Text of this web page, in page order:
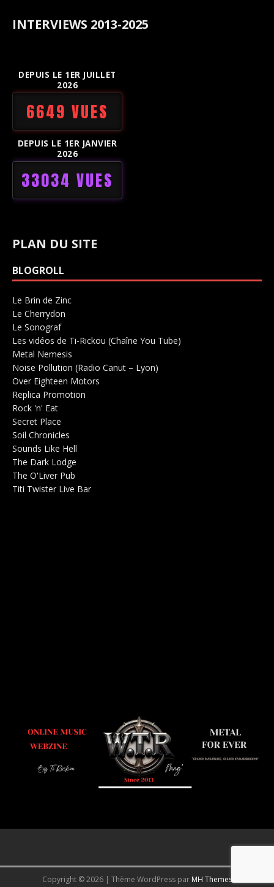
INTERVIEWS 2013-2025
DEPUIS LE 1ER JUILLET
2026
6649 VUES
DEPUIS LE 1ER JANVIER
2026
33034 VUES
PLAN DU SITE
BLOGROLL
Le Brin de Zinc
Le Cherrydon
Le SonografSalle de concerts 0
Les vidéos de Ti-Rickou (Chaîne You Tube)
Metal Nemesis
Noise Pollution (Radio Canut – Lyon)
Over Eighteen Motors
Replica Promotion
Rock 'n' Eat
Secret Place
Soil Chronicles
Sounds Like Hell
The Dark Lodge
The O'Liver Pub
Titi Twister Live Bar
Copyright © 2026 | Thème WordPress par MH Themes